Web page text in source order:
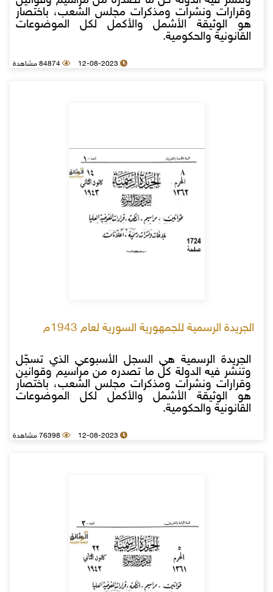
وقرارات ونشرات ومذكرات مجلس الشعب، باختصار
هو الوثيقة الأشمل والأكمل لكل الموضوعات
القانونية والحكومية.
12-08-2023 84874 مشاهدة
الجريدة الرسمية للجمهورية السورية لعام 1943م
الجريدة الرسمية هي السجل الأسبوعي الذي تسجّل
وتنشر فيه الدولة كل ما تصدره من مراسيم وقوانين
وقرارات ونشرات ومذكرات مجلس الشعب، باختصار
هو الوثيقة الأشمل والأكمل لكل الموضوعات
القانونية والحكومية.
12-08-2023 76398 مشاهدة